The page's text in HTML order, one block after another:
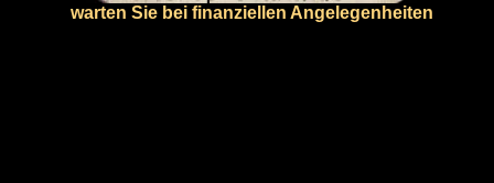
warten Sie bei finanziellen Angelegenheiten